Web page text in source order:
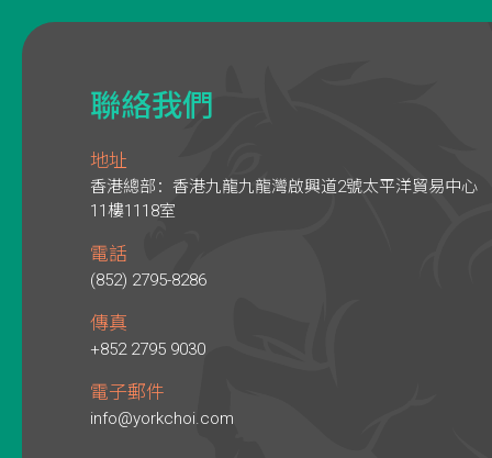
聯絡我們
地址
香港總部：香港九龍九龍灣啟興道2號太平洋貿易中心
11樓1118室
電話
(852) 2795-8286
傳真
+852 2795 9030
電子郵件
info@yorkchoi.com